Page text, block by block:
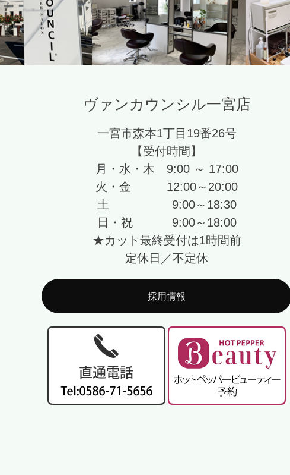
ヴァンカウンシル一宮店
一宮市森本1丁目19番26号
【受付時間】
月・水・木 9:00 ～ 17:00
火・金 12:00～20:00
土 9:00～18:30
日・祝 9:00～18:00
★カット最終受付は1時間前
定休日／不定休
採用情報